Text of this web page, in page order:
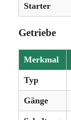
Starter
Getriebe
Merkmal
Typ
Gänge